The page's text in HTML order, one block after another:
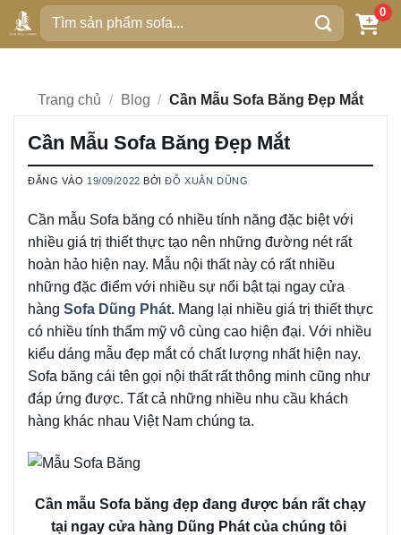
qua
Tìm
kiếm:
0
Trang chủ / Blog / Cần Mẫu Sofa Băng Đẹp Mắt
Cần Mẫu Sofa Băng Đẹp Mắt
ĐĂNG VÀO 19/09/2022 BỞIĐỖ XUÂN DŨNG
Cần mẫu Sofa băng có nhiều tính năng đặc biệt với
nhiều giá trị thiết thực tạo nên những đường nét rất
hoàn hảo hiện nay. Mẫu nội thất này có rất nhiều
những đặc điểm với nhiều sự nổi bật tại ngay cửa
hàng Sofa Dũng Phát. Mang lại nhiều giá trị thiết thực
có nhiều tính thẩm mỹ vô cùng cao hiện đại. Với nhiều
kiểu dáng mẫu đẹp mắt có chất lượng nhất hiện nay.
Sofa băng cái tên gọi nội thất rất thông minh cũng như
đáp ứng được. Tất cả những nhiều nhu cầu khách
hàng khác nhau Việt Nam chúng ta.
Cần mẫu Sofa băng đẹp đang được bán rất chạy
tại ngay cửa hàng Dũng Phát của chúng tôi